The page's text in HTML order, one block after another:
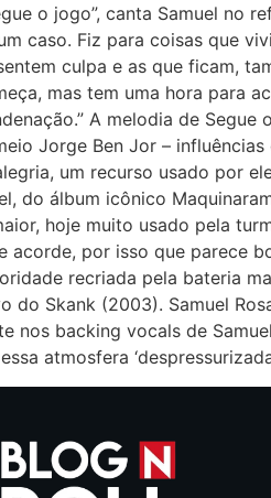
o jogo”, canta Samuel no
caso. Fiz para coisas que
culpa e as que ficam,
mas tem uma hora para
A melodia de
Jorge Ben Jor –
um recurso usado por
do álbum icônico
hoje muito usado pela
acorde, por isso que parece
recriada pela bateria
do Skank (2003). Samuel
nos backing vocals de
atmosfera